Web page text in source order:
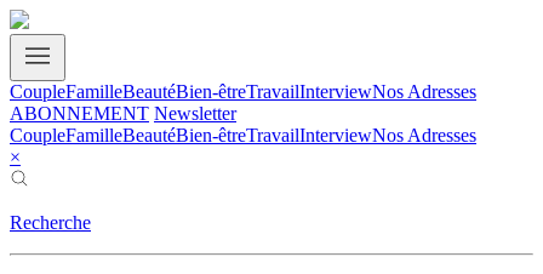
CoupleFamilleBeautéBien-êtreTravailInterviewNos Adresses
ABONNEMENT Newsletter
CoupleFamilleBeautéBien-êtreTravailInterviewNos Adresses
×
Recherche